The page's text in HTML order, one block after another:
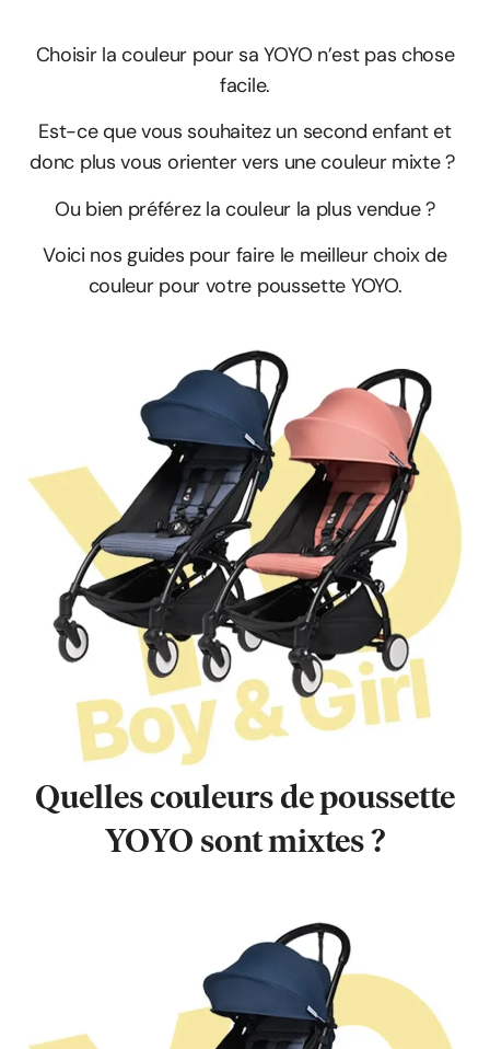
Choisir la couleur pour sa YOYO n’est pas chose
facile.
Est-ce que vous souhaitez un second enfant et
donc plus vous orienter vers une couleur mixte ?
Ou bien préférez la couleur la plus vendue ?
Voici nos guides pour faire le meilleur choix de
couleur pour votre poussette YOYO.
Quelles couleurs de poussette
YOYO sont mixtes ?